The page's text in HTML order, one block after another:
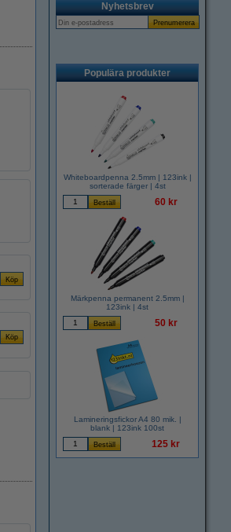
Nyhetsbrev
Populära produkter
Whiteboardpenna 2.5mm | 123ink |
sorterade färger | 4st
60 kr
Märkpenna permanent 2.5mm |
123ink | 4st
50 kr
Lamineringsfickor A4 80 mik. |
blank | 123ink 100st
125 kr